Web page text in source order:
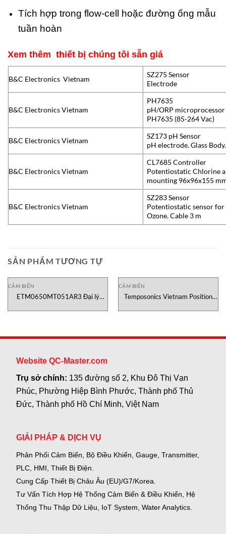
Tích hợp trong flow-cell hoặc đường ống mẫu
tuần hoàn
Xem thêm thiết bị chúng tôi sẵn giá
B&C Electronics Vietnam
SZ275 Sensor
Electrode
B&C Electronics Vietnam
PH7635
pH/ORP
PH7635 (85-264 Vac)
B&C Electronics Vietnam
SZ173 pH Sensor
pH electrode. Glass
B&C Electronics Vietnam
CL7685 Controller
Potentiostatic Chlorine
mounting 96x96x155
B&C Electronics Vietnam
SZ283 Sensor
Potentiostatic sensor
Ozone. Cable 3 m
SẢN PHẨM TƯƠNG TỰ
CẢM BIẾN
ETM0650MT051AR3 Đại lý
CẢM BIẾN
Temposonics Vietnam Position
Website QC-Master.com
Trụ sở chính: 135 đường số 2, Khu Đô Thị Vạn
Phúc, Phường Hiệp Bình Phước, Thành phố Thủ
Đức, Thành phố Hồ Chí Minh, Việt Nam
GIẢI PHÁP & DỊCH VỤ
Phân Phối Cảm Biến, Bộ Điều Khiển, Gauge, Transmitter,
PLC, HMI, Thiết Bị Điện.
Cung Cấp Thiết Bị Châu Âu (EU)/G7/Korea.
Tư Vấn Tích Hợp Hệ Thống Cảm Biến & Điều Khiển, Hệ
Thống Thu Thập Dữ Liệu, IoT System, Water Analytics.